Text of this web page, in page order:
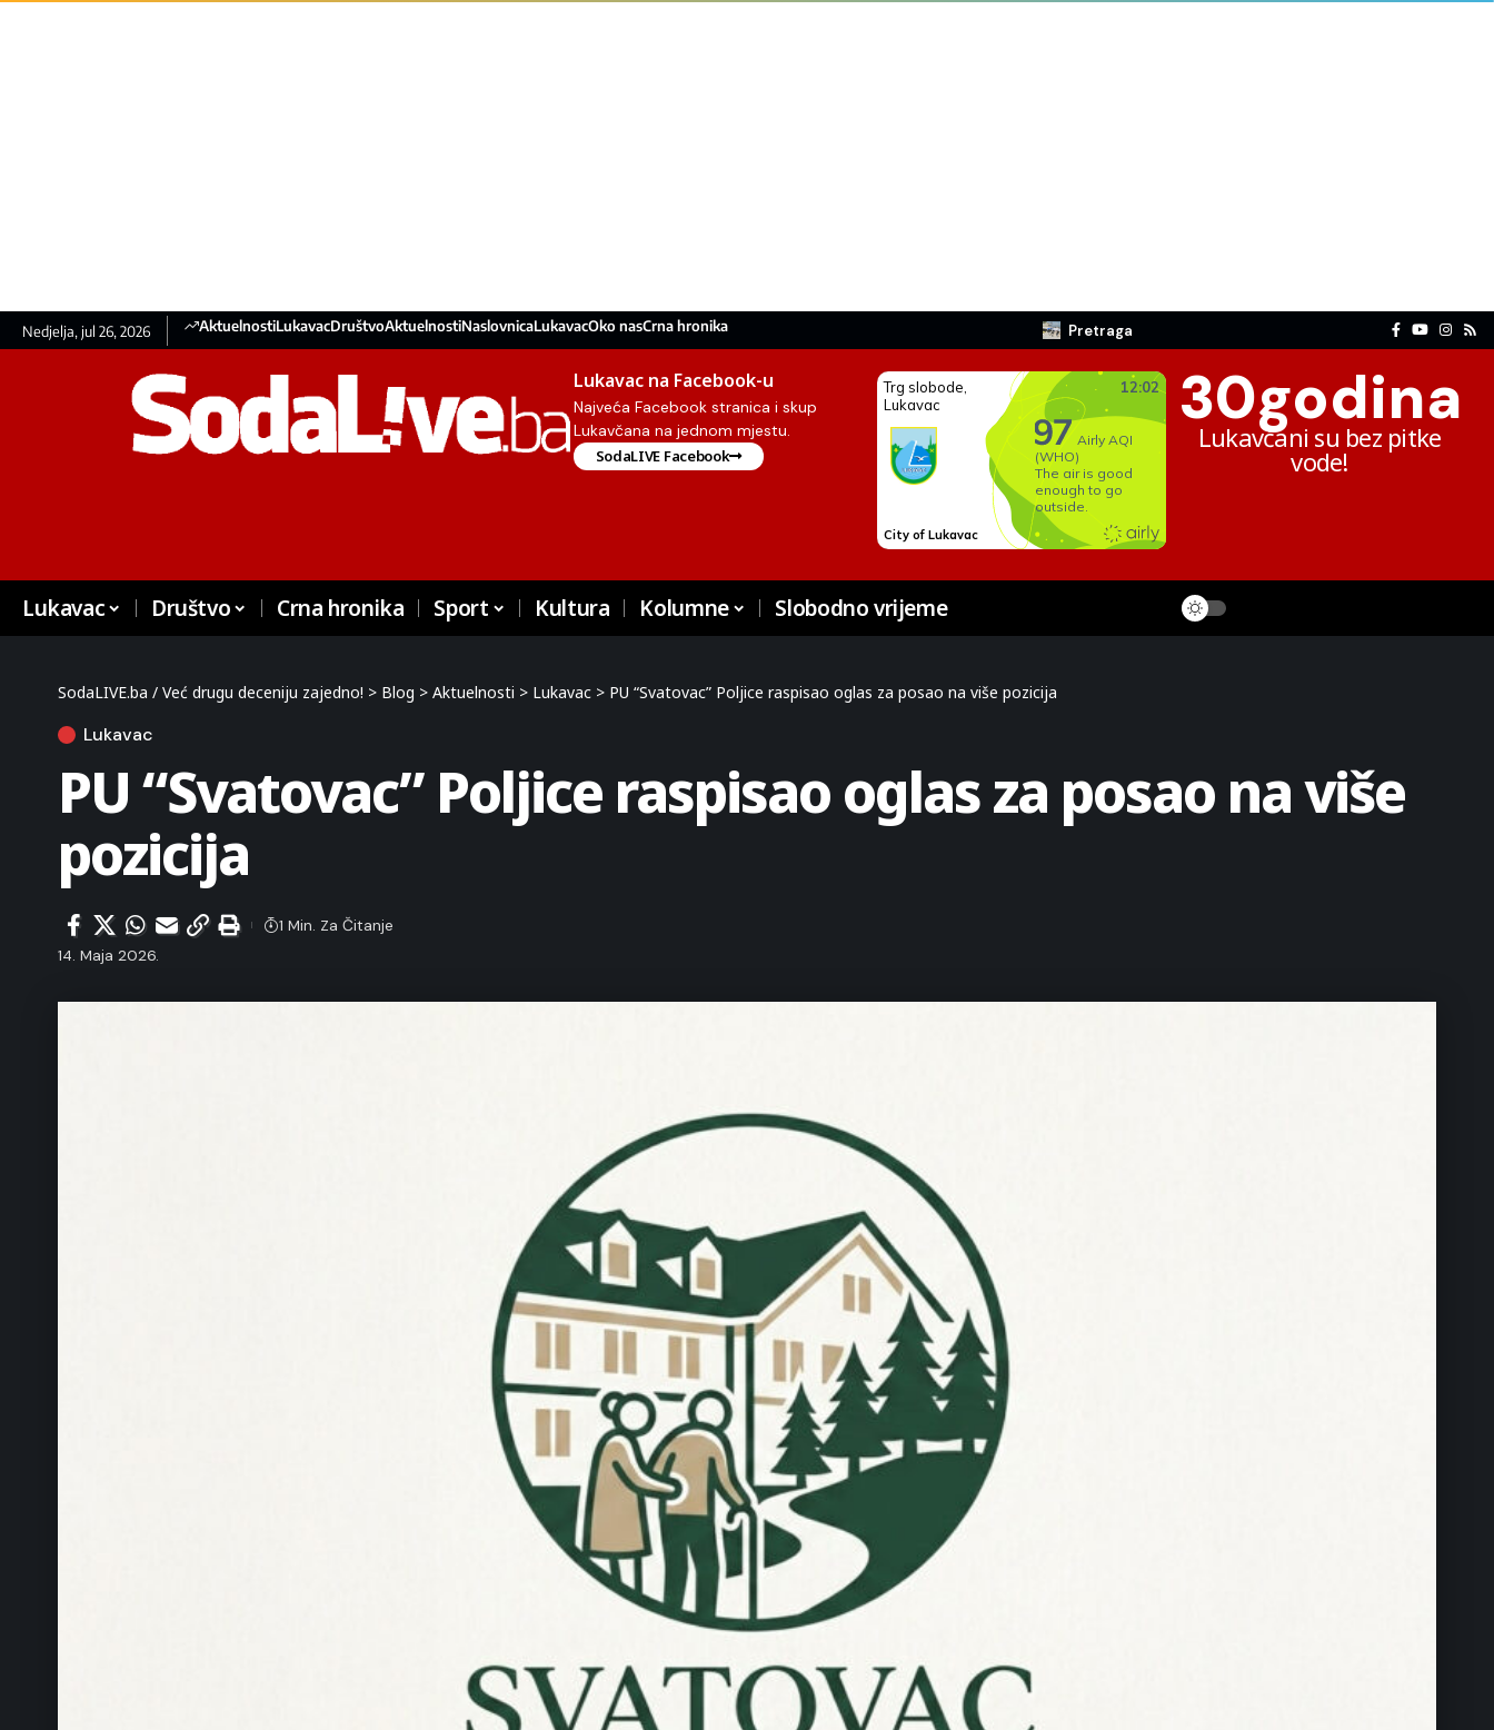
Nedjelja, jul 26, 2026 AktuelnostiLukavacDruštvoAktuelnostiNaslovnicaLukavacOko nasCrna hronika Pretraga
Lukavac na Facebook-u
Najveća Facebook stranica i skup
Lukavčana na jednom mjestu.
SodaLIVE Facebook
30godina
Lukavčani su bez pitke
vode!
Lukavac Društvo Crna hronika Sport Kultura Kolumne Slobodno vrijeme
SodaLIVE.ba / Već drugu deceniju zajedno! > Blog > Aktuelnosti > Lukavac > PU “Svatovac” Poljice raspisao oglas za posao na više pozicija
Lukavac
PU “Svatovac” Poljice raspisao oglas za posao na više
pozicija
14. Maja 2026.
1 Min. Za Čitanje